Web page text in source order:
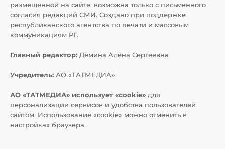
размещенной на сайте, возможна только с письменного
согласия редакций СМИ. Создано при поддержке
республиканского агентства по печати и массовым
коммуникациям РТ.
Главный редактор: Дёмина Алёна Сергеевна
Учредитель: АО «ТАТМЕДИА»
АО «ТАТМЕДИА» использует «cookie» для
персонализации сервисов и удобства пользователей
сайтом. Использование «cookie» можно отменить в
настройках браузера.